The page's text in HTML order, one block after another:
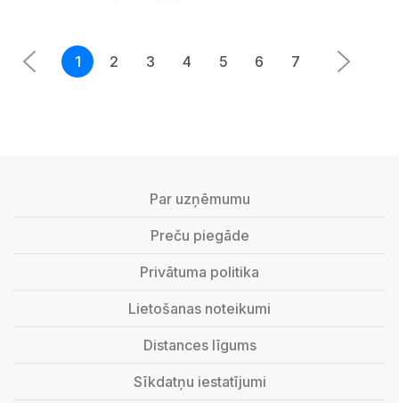
1 2 3 4 5 6 7
Par uzņēmumu
Preču piegāde
Privātuma politika
Lietošanas noteikumi
Distances līgums
Sīkdatņu iestatījumi